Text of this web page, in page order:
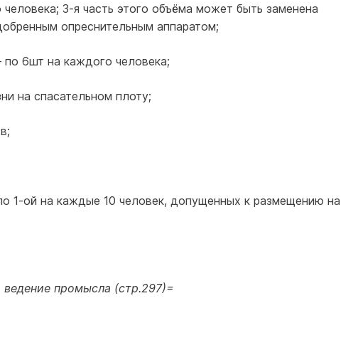
3-я часть этого объёма может быть заменена
опреснительным аппаратом;
по 6шт на каждого человека;
на спасательном плоту;
по 1-ой на каждые 10 человек, допущенных к размещению на
промысла (стр.297)=